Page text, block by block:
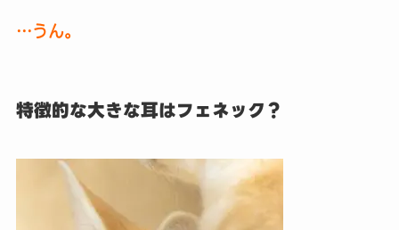
…うん。
特徴的な大きな耳はフェネック？